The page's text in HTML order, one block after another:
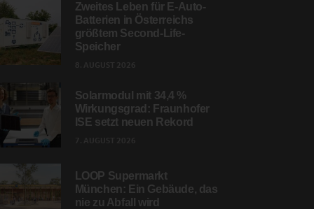
Zweites Leben für E-Auto-
Batterien in Österreichs
größtem Second-Life-
Speicher
Solarmodul mit 34,4 %
Wirkungsgrad: Fraunhofer
ISE setzt neuen Rekord
LOOP Supermarkt
München: Ein Gebäude, das
nie zu Abfall wird